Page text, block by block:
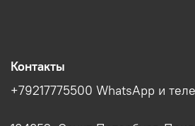
Контакты
+79217775500 WhatsApp и